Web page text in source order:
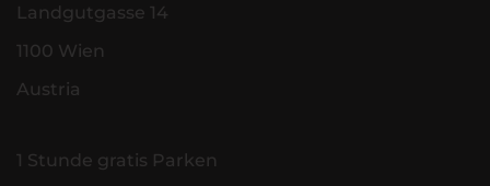
Landgutgasse 14
1100 Wien
Austria
1 Stunde gratis Parken